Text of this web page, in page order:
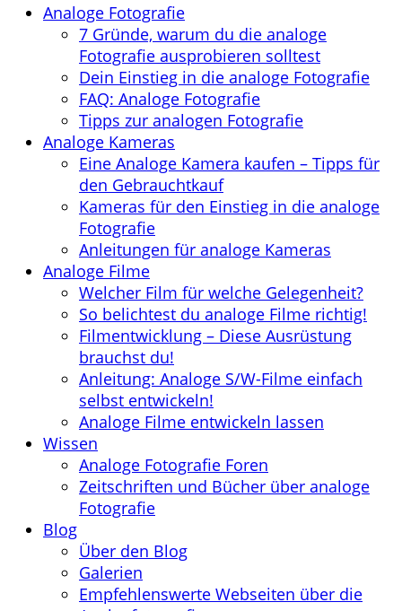
Analoge Fotografie
7 Gründe, warum du die analoge
Fotografie ausprobieren solltest
Dein Einstieg in die analoge Fotografie
FAQ: Analoge Fotografie
Tipps zur analogen Fotografie
Analoge Kameras
Eine Analoge Kamera kaufen – Tipps für
den Gebrauchtkauf
Kameras für den Einstieg in die analoge
Fotografie
Anleitungen für analoge Kameras
Analoge Filme
Welcher Film für welche Gelegenheit?
So belichtest du analoge Filme richtig!
Filmentwicklung – Diese Ausrüstung
brauchst du!
Anleitung: Analoge S/W-Filme einfach
selbst entwickeln!
Analoge Filme entwickeln lassen
Wissen
Analoge Fotografie Foren
Zeitschriften und Bücher über analoge
Fotografie
Blog
Über den Blog
Galerien
Empfehlenswerte Webseiten über die